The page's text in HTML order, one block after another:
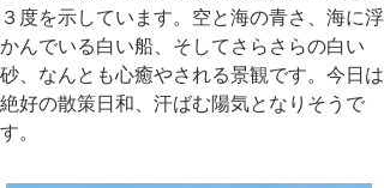
３度を示しています。空と海の青さ、海に浮
かんでいる白い船、そしてさらさらの白い
砂、なんとも心癒やされる景観です。今日は
絶好の散策日和、汗ばむ陽気となりそうで
す。